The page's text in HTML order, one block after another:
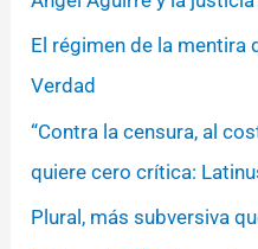
El régimen de la mentira
Verdad
“Contra la censura, al
quiere cero crítica:
Plural, más subversiva